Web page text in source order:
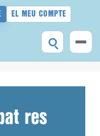
EL MEU COMPTE
res